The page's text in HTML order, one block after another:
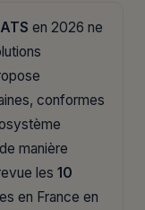
en 2026 ne
conformes
manière
les 10
en France en